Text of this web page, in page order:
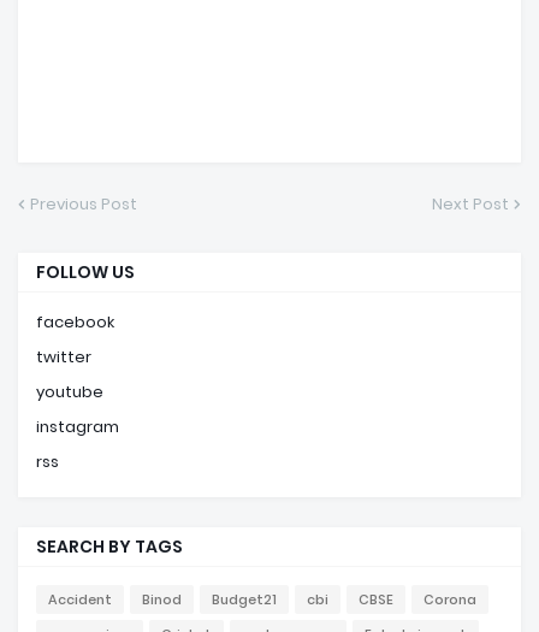
Previous Post Next Post
FOLLOW US
facebook
twitter
youtube
instagram
rss
SEARCH BY TAGS
Accident Binod Budget21 cbi CBSE
Corona